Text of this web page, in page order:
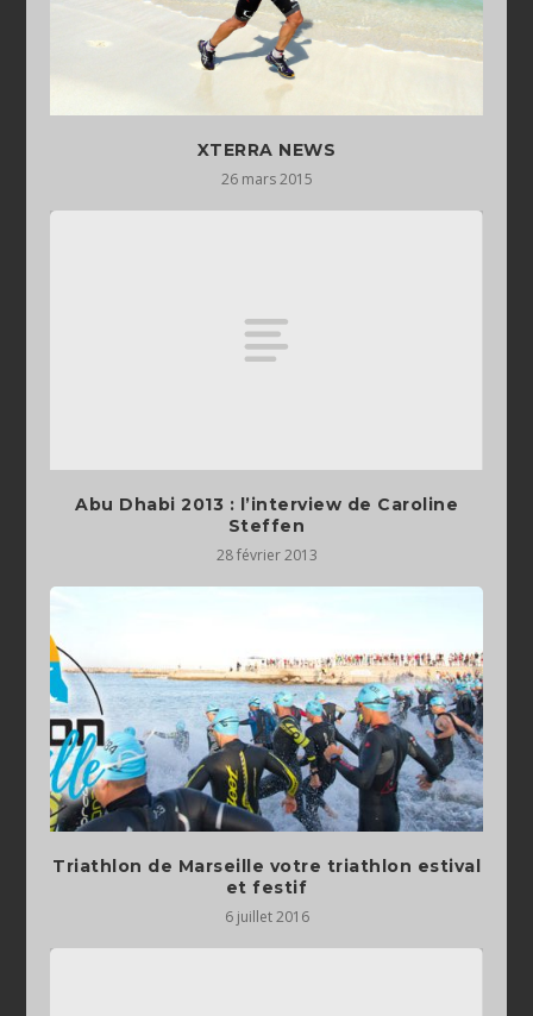
XTERRA NEWS
26 mars 2015
Abu Dhabi 2013 : l’interview de Caroline
Steffen
28 février 2013
Triathlon de Marseille votre triathlon estival
6 juillet 2016